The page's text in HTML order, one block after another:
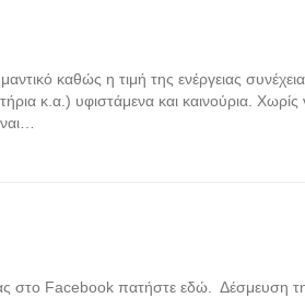
καθώς η τιμή της ενέργειας
κ.α.) υφιστάμενα και καινούρια.
στο Facebook πατήστε εδώ. Δέσμευση